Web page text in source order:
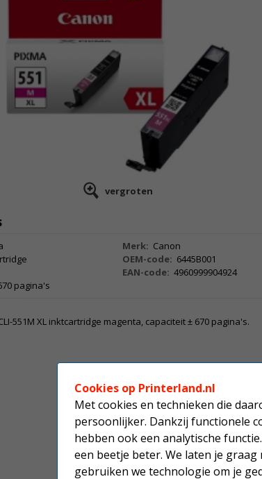
vergroten
pagina's
Merk: Canon
OEM-code: 6445B001
EAN-code: 4960999904924
551M XL inktcartridge magenta, capaciteit ± 670 pagina's.
Cookies op Printerland.nl
Met cookies en technieken die
persoonlijker. Dankzij functionele
hebben ook een analytische
een beetje beter. We laten je
gebruiken we technologie om je